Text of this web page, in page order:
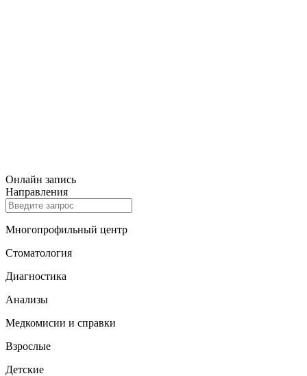
Онлайн запись
Направления
Многопрофильный центр
Стоматология
Диагностика
Анализы
Медкомисии и справки
Взрослые
Детские